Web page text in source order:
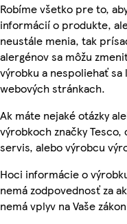
Robíme všetko pre to,
informácií o produkte,
neustále menia, tak
alergénov sa môžu
výrobku a nespoliehať
webových stránkach.
Ak máte nejaké otázky
výrobkoch značky Tesco,
servis, alebo výrobcu
Hoci informácie o
nemá zodpovednosť za
nemá vplyv na Vaše